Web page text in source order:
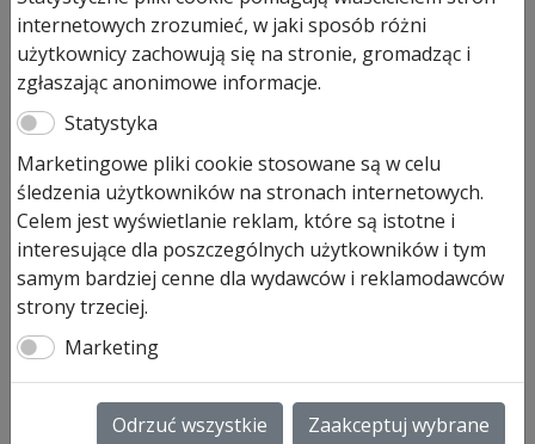
wynosiła:
1
159,00 zł.
wynosi:
989,00 zł.
dniach.
Pozostało tylko: 1 (może być zamówiony)
ilość
-
głowica
serwisowa
seria
IV
ProMatic głowica serwisowa
seria IV z 5 letnią gwarancją
producenta.
Napęd ProMatic – głowica serwisowa posiada:
10 DIOD LED
nawet 2 krotnie jaśniejsze oświetlenie (w
porównaniu z napędem serii 3)
internetowych zrozumieć, w jaki sposób różni
użytkownicy zachowują się na stronie, gromadząc i
zgłaszając anonimowe informacje.
Statystyka
Marketingowe pliki cookie stosowane są w celu
śledzenia użytkowników na stronach internetowych.
Celem jest wyświetlanie reklam, które są istotne i
interesujące dla poszczególnych użytkowników i tym
samym bardziej cenne dla wydawców i reklamodawców
strony trzeciej.
Marketing
Odrzuć wszystkie Zaakceptuj wybrane